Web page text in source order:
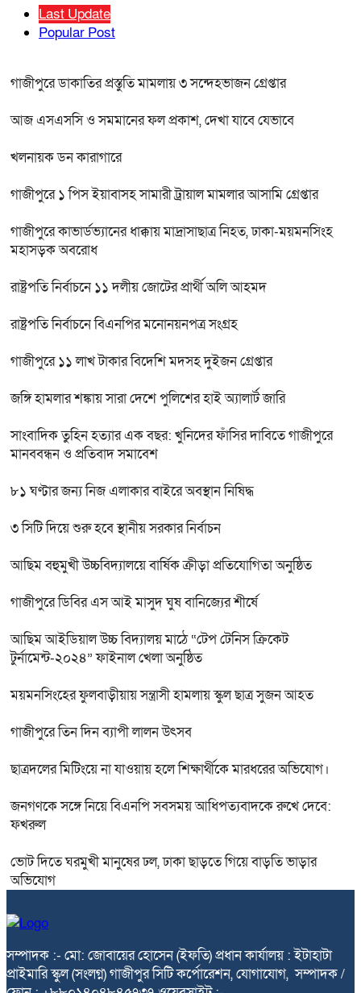
Last Update
Popular Post
গাজীপুরে ডাকাতির প্রস্তুতি মামলায় ৩ সন্দেহভাজন গ্রেপ্তার
আজ এসএসসি ও সমমানের ফল প্রকাশ, দেখা যাবে যেভাবে
খলনায়ক ডন কারাগারে
গাজীপুরে ১ পিস ইয়াবাসহ সামারী ট্রায়াল মামলার আসামি গ্রেপ্তার
গাজীপুরে কাভার্ডভ্যানের ধাক্কায় মাদ্রাসাছাত্র নিহত, ঢাকা-ময়মনসিংহ
মহাসড়ক অবরোধ
রাষ্ট্রপতি নির্বাচনে ১১ দলীয় জোটের প্রার্থী অলি আহমদ
রাষ্ট্রপতি নির্বাচনে বিএনপির মনোনয়নপত্র সংগ্রহ
গাজীপুরে ১১ লাখ টাকার বিদেশি মদসহ দুইজন গ্রেপ্তার
জঙ্গি হামলার শঙ্কায় সারা দেশে পুলিশের হাই অ্যালার্ট জারি
সাংবাদিক তুহিন হত্যার এক বছর: খুনিদের ফাঁসির দাবিতে গাজীপুরে
মানববন্ধন ও প্রতিবাদ সমাবেশ
৮১ ঘণ্টার জন্য নিজ এলাকার বাইরে অবস্থান নিষিদ্ধ
৩ সিটি দিয়ে শুরু হবে স্থানীয় সরকার নির্বাচন
আছিম বহুমুখী উচ্চবিদ্যালয়ে বার্ষিক ক্রীড়া প্রতিযোগিতা অনুষ্ঠিত
গাজীপুরে ডিবির এস আই মাসুদ ঘুষ বানিজ্যের শীর্ষে
আছিম আইডিয়াল উচ্চ বিদ্যালয় মাঠে “টেপ টেনিস ক্রিকেট
টুর্নামেন্ট-২০২৪” ফাইনাল খেলা অনুষ্ঠিত
ময়মনসিংহের ফুলবাড়ীয়ায় সন্ত্রাসী হামলায় স্কুল ছাত্র সুজন আহত
গাজীপুরে তিন দিন ব্যাপী লালন উৎসব
ছাত্রদলের মিটিংয়ে না যাওয়ায় হলে শিক্ষার্থীকে মারধরের অভিযোগ।
জনগণকে সঙ্গে নিয়ে বিএনপি সবসময় আধিপত্যবাদকে রুখে দেবে:
ফখরুল
ভোট দিতে ঘরমুখী মানুষের ঢল, ঢাকা ছাড়তে গিয়ে বাড়তি ভাড়ার
অভিযোগ
সম্পাদক :- মো: জোবায়ের হোসেন (ইফতি) প্রধান কার্যালয় : ইটাহাটা
প্রাইমারি স্কুল (সংলগ্ন) গাজীপুর সিটি কর্পোরেশন, যোগাযোগ, সম্পাদক /